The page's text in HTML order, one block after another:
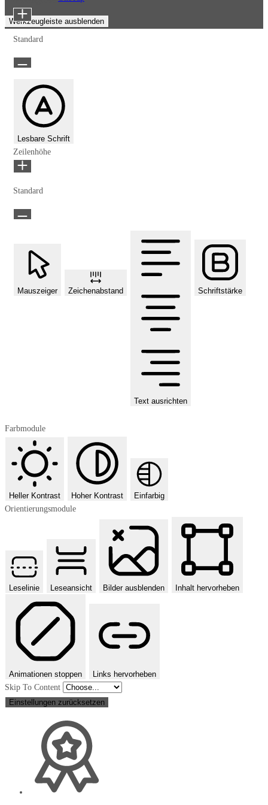
Werkzeugleiste ausblenden
Standard
Lesbare Schrift
Zeilenhöhe
Standard
Mauszeiger Zeichenabstand
Text ausrichten
Schriftstärke
Farbmodule
Heller Kontrast Hoher Kontrast
Einfarbig
Orientierungsmodule
Leselinie Leseansicht Bilder ausblenden Inhalt hervorheben
Animationen stoppen
Links hervorheben
Skip To Content
Einstellungen zurücksetzen